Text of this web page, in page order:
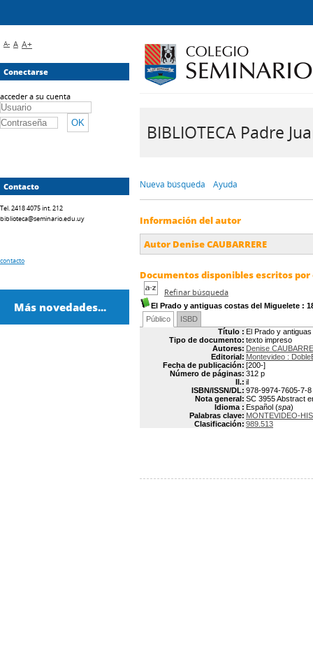
BIBLIOTECA Padre
Nueva búsqueda Ayuda
Información del autor
Autor Denise CAUBARRERE
Documentos disponibles escritos
Refinar búsqueda
El Prado y antiguas costas del Miguelete :
Público
ISBD
Título : El Prado y
Tipo de documento: texto impreso
Autores: Denise
Editorial: Montevideo :
Fecha de publicación: [200-]
Número de páginas: 312 p
Il.: il
ISBN/ISSN/DL: 978-9974-7605-7-8
Nota general: SC 3955 Abstract
Idioma : Español (spa)
Palabras clave: MONTEVIDEO-
Clasificación: 989.513
A- A A+
Conectarse
acceder a su cuenta
Contacto
Tel. 2418 4075 int. 212
biblioteca@seminario.edu.uy
contacto
Más novedades...